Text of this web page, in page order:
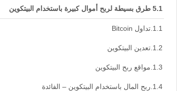
5 طرق بسيطة لربح أموال كبيرة باستخدام البيتكوين
تداول Bitcoin
تعدين البيتكوين
مواقع ربح البيتكوين
ربح المال باستخدام البيتكوين – الفائدة